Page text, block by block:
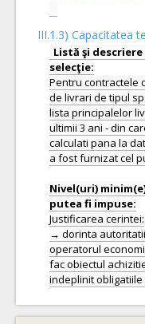
III.1.3) Capacitatea
Listă şi
Pentru contractele
de livrari de tipul
lista principalelor
ultimii 3 ani - din
calculati pana la
a fost furnizat cel
Nivel(uri)
Justificarea cerintei:
→ dorinta
operatorul
fac obiectul